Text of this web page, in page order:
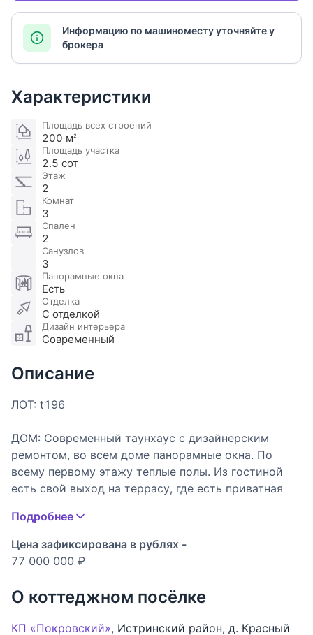
Информацию по машиноместу уточняйте у
брокера
Характеристики
Площадь всех строений
200 м2
Площадь участка
2.5 сот
Этаж
2
Комнат
3
Спален
2
Санузлов
3
Панорамные окна
Есть
Отделка
С отделкой
Дизайн интерьера
Современный
Описание
ЛОТ: t196
ДОМ: Современный таунхаус с дизайнерским
ремонтом, во всем доме панорамные окна. По
всему первому этажу теплые полы. Из гостиной
есть свой выход на террасу, где есть приватная
беседки. На втором этаже большая мастер
спальня со своим санузлом, гардеробной и
выходом на балкон. Вторая спальня со своим
лоджию. Лоджия 17 кв.м с панорамными окнами,
из нее можно сделать кабинет или третью
спальню.
Подробнее
Цена зафиксирована в рублях -
77 000 000 ₽
О коттеджном посёлке
КП «Покровский», Истринский район, д. Красный